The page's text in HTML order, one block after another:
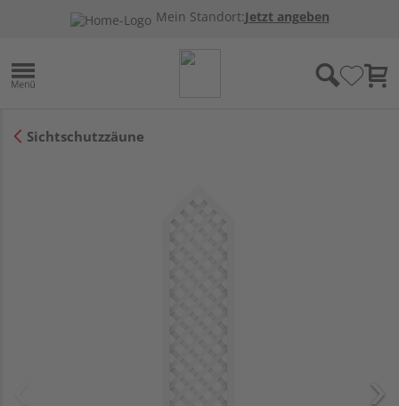
Mein Standort:Jetzt angeben
Sichtschutzzäune